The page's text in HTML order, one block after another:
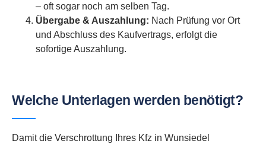
– oft sogar noch am selben Tag.
Übergabe & Auszahlung: Nach Prüfung vor Ort
und Abschluss des Kaufvertrags, erfolgt die
sofortige Auszahlung.
Welche Unterlagen werden benötigt?
Damit die Verschrottung Ihres Kfz in Wunsiedel